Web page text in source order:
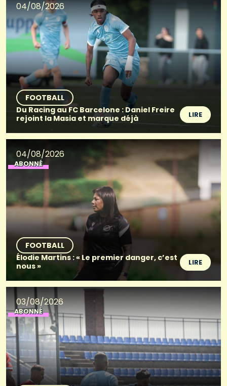
04/08/2026
FOOTBALL
Du Racing au FC Barcelone : Daniel Freire
rejoint la Masia et marque déjà
LIRE
04/08/2026
ABONNÉ
FOOTBALL
Élodie Martins : « Le premier danger, c’est
nous »
LIRE
03/08/2026
ABONNÉ